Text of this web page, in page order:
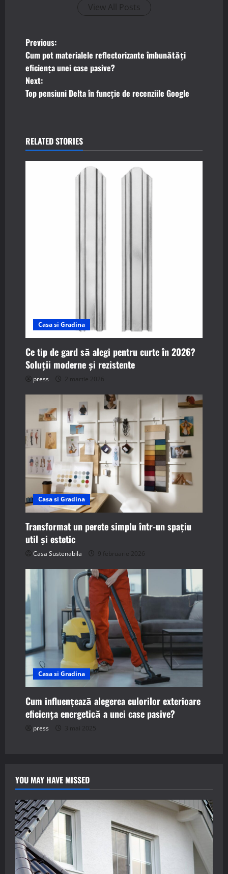
View All Posts
P
o
s
a
Previous:
Cum pot materialele reflectorizante îmbunătăți
eficiența unei case pasive?
Next:
Top pensiuni Delta în funcție de recenziile Google
RELATED STORIES
Casa si Gradina
Ce tip de gard să alegi pentru curte în 2026?
Soluții moderne și rezistente
press 2 martie 2026
Casa si Gradina
Transformat un perete simplu într-un spațiu
util și estetic
Casa Sustenabila 9 februarie 2026
Casa si Gradina
Cum influențează alegerea culorilor exterioare
eficiența energetică a unei case pasive?
press 3 mai 2025
YOU MAY HAVE MISSED